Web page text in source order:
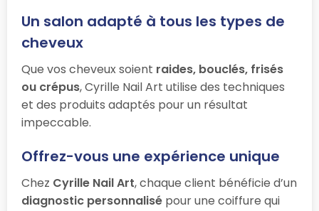
Un salon adapté à tous les types de
cheveux
Que vos cheveux soient raides, bouclés, frisés
ou crépus, Cyrille Nail Art utilise des techniques
et des produits adaptés pour un résultat
impeccable.
Offrez-vous une expérience unique
Chez Cyrille Nail Art, chaque client bénéficie d’un
diagnostic personnalisé pour une coiffure qui